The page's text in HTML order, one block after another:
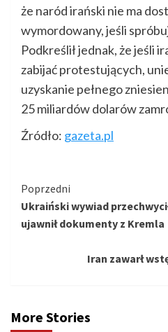
że naród irański nie ma
wymordowany, jeśli
Podkreślił jednak, że jeśli
zabijać protestujących,
uzyskanie pełnego
25 miliardów dolarów
Źródło: gazeta.pl
Kontynuuj
czytanie
Poprzedni
Ukraiński wywiad
ujawnił dokumenty z Kremla
Iran zawarł
More Stories